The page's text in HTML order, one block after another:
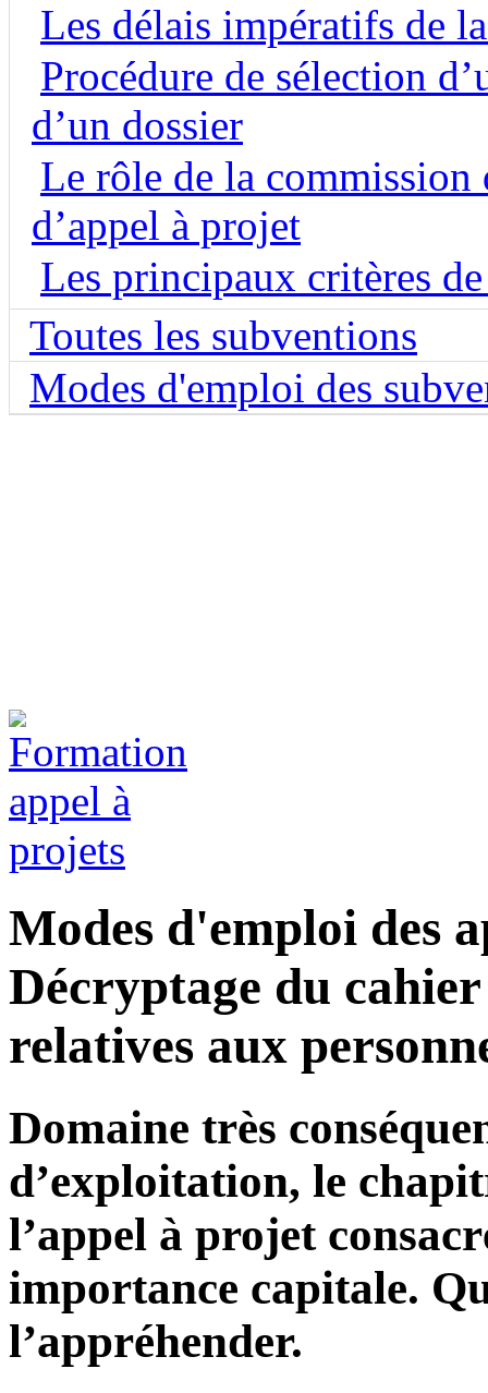
Les délais impératifs de
Procédure de sélection
d’un dossier
Le rôle de la
d’appel à projet
Les principaux critères
Toutes les subventions
Modes d'emploi des
Modes d'emploi des
Décryptage du cahier
relatives aux
Domaine très
d’exploitation, le
l’appel à projet
importance capitale.
l’appréhender.